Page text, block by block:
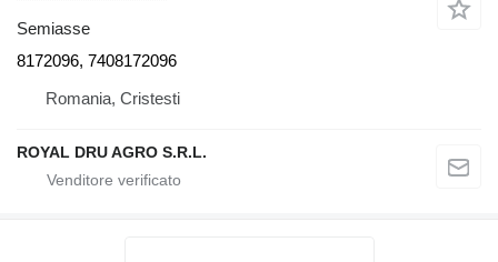
Semiasse
8172096, 7408172096
Romania, Cristesti
ROYAL DRU AGRO S.R.L.